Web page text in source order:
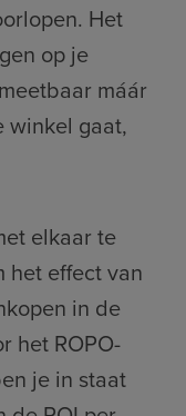
Het
op je
máár
winkel gaat,
elkaar te
het effect van
in de
het ROPO-
je in staat